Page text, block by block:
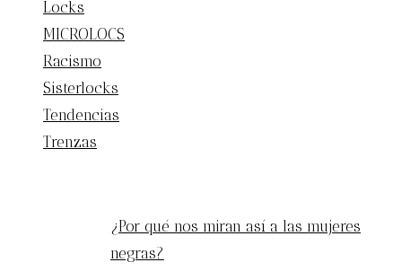
Locks
MICROLOCS
Racismo
Sisterlocks
Tendencias
Trenzas
¿Por qué nos miran así a las mujeres
negras?